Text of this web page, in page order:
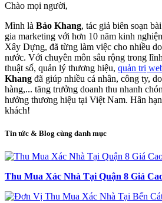
Chào mọi người,
Mình là Bảo Khang, tác giả biên soạn
gia marketing với hơn 10 năm kinh
Xây Dựng, đã từng làm việc cho nhiều
nước. Với chuyên môn sâu rộng trong
thuật số, quản lý thương hiệu, quản trị
Khang đã giúp nhiều cá nhân, công ty,
hàng,... tăng trưởng doanh thu nhanh
hưởng thương hiệu tại Việt Nam. Hân
khách!
Tin tức & Blog cùng danh mục
Thu Mua Xác Nhà Tại Quận 8 Giá